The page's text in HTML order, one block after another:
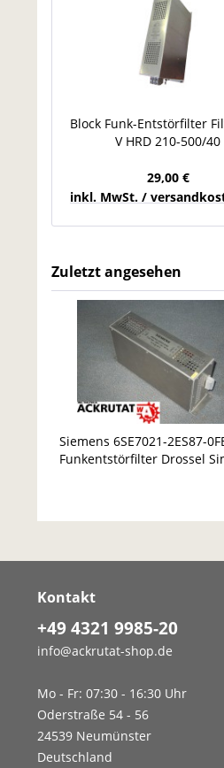
Block Funk-Entstörfilter
V HRD 210-500/40
29,00 €
inkl. MwSt. /
Zuletzt angesehen
Siemens 6SE7021-2ES87-
Funkentstörfilter Drossel
Kontakt
+49 4321 9985-20
info@ackrutat-shop.de
Mo - Fr: 07:30 - 16:30 Uhr
Oderstraße 54 - 56
24539 Neumünster
Deutschland